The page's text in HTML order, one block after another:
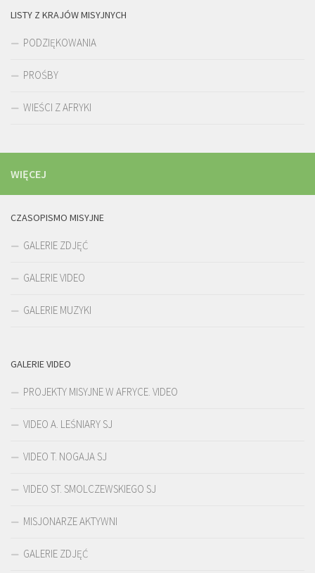
LISTY Z KRAJÓW MISYJNYCH
PODZIĘKOWANIA
PROŚBY
WIEŚCI Z AFRYKI
WIĘCEJ
CZASOPISMO MISYJNE
GALERIE ZDJĘĆ
GALERIE VIDEO
GALERIE MUZYKI
GALERIE VIDEO
PROJEKTY MISYJNE W AFRYCE. VIDEO
VIDEO A. LEŚNIARY SJ
VIDEO T. NOGAJA SJ
VIDEO ST. SMOLCZEWSKIEGO SJ
MISJONARZE AKTYWNI
GALERIE ZDJĘĆ